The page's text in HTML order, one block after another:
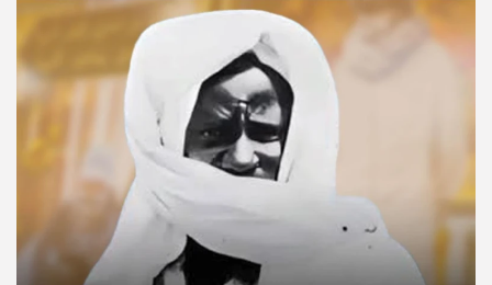
© Copyright 2025, APS